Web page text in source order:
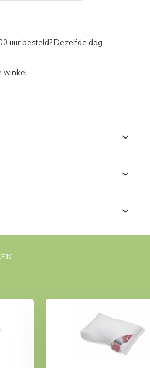
uur besteld? Dezelfde dag
winkel